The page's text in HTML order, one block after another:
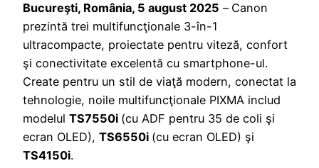
Bucureşti, România, 5 august 2025 – Canon
prezintă trei multifuncţionale 3-în-1
ultracompacte, proiectate pentru viteză, confort
şi conectivitate excelentă cu smartphone-ul.
Create pentru un stil de viaţă modern, conectat la
tehnologie, noile multifuncţionale PIXMA includ
modelul TS7550i (cu ADF pentru 35 de coli şi
ecran OLED), TS6550i (cu ecran OLED) şi
TS4150i.